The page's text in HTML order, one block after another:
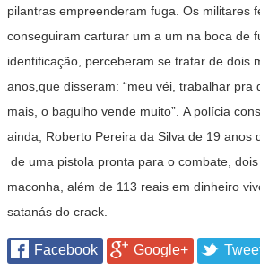
pilantras empreenderam fuga. Os militares
conseguiram carturar um a um na boca de
identificação, perceberam se tratar de dois
anos,que disseram: “meu véi, trabalhar pra
mais, o bagulho vende muito”. A polícia
ainda, Roberto Pereira da Silva de 19 anos
de uma pistola pronta para o combate,
maconha, além de 113 reais em dinheiro
satanás do crack.
Facebook Google+